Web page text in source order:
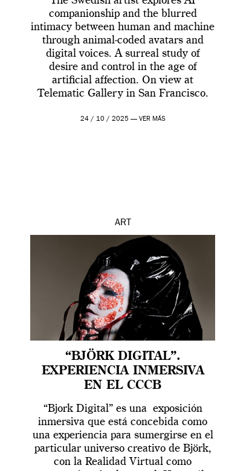
companionship and the blurred
intimacy between human and machine
through animal-coded avatars and
digital voices. A surreal study of
desire and control in the age of
artificial affection. On view at
Telematic Gallery in San Francisco.
24 / 10 / 2025 — VER MÁS
ART
“BJÖRK DIGITAL”.
EXPERIENCIA INMERSIVA
EN EL CCCB
“Bjork Digital” es una exposición
inmersiva que está concebida como
una experiencia para sumergirse en el
particular universo creativo de Björk,
con la Realidad Virtual como